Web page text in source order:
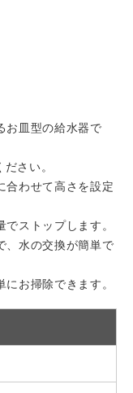
お皿型の給水器で
さい。
合わせて高さを設定
ストップします。
、水の交換が簡単で
お掃除できます。